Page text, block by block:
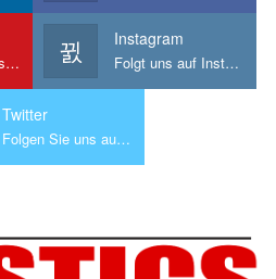
Instagram
Folgt uns auf Instagram!
Twitter
Folgen Sie uns auf Twitter